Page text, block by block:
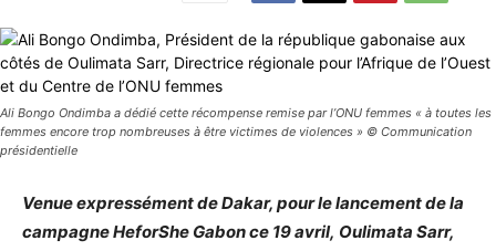
Ali Bongo Ondimba a dédié cette récompense remise par l’ONU femmes « à toutes les
femmes encore trop nombreuses à être victimes de violences » © Communication
présidentielle
Venue expressément de Dakar, pour le lancement de la
campagne HeforShe Gabon ce 19 avril, Oulimata Sarr,